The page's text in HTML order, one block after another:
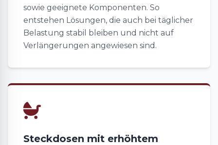
sowie geeignete Komponenten. So
entstehen Lösungen, die auch bei täglicher
Belastung stabil bleiben und nicht auf
Verlängerungen angewiesen sind.
Steckdosen mit erhöhtem